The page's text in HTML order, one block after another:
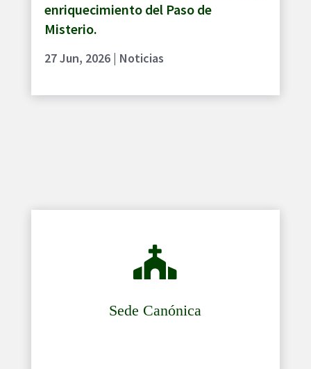
enriquecimiento del Paso de
Misterio.
27 Jun, 2026| Noticias

Sede Canónica